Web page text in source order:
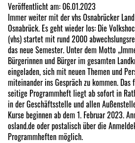
Veröffentlicht am: 06.01.2023
Immer weiter mit der vhs Osnabrücker Land
Osnabrück. Es geht wieder los: Die
(vhs) startet mit rund 2000
das neue Semester. Unter dem Motto
Bürgerinnen und Bürger im gesamten
eingeladen, sich mit neuen Themen und
miteinander ins Gespräch zu kommen.
seitige Programmheft liegt ab sofort in
in der Geschäftsstelle und allen
Kurse beginnen ab dem 1. Februar 2023.
osland.de oder postalisch über die
Programmheften möglich.